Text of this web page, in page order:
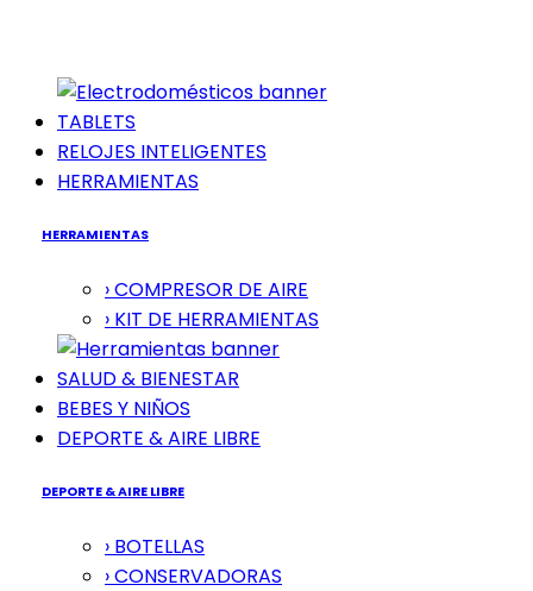
TABLETS
RELOJES INTELIGENTES
HERRAMIENTAS
HERRAMIENTAS
› COMPRESOR DE AIRE
› KIT DE HERRAMIENTAS
SALUD & BIENESTAR
BEBES Y NIÑOS
DEPORTE & AIRE LIBRE
DEPORTE & AIRE LIBRE
› BOTELLAS
› CONSERVADORAS